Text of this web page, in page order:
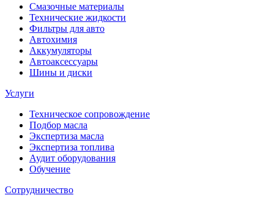
Смазочные материалы
Технические жидкости
Фильтры для авто
Автохимия
Аккумуляторы
Автоаксессуары
Шины и диски
Услуги
Техническое сопровождение
Подбор масла
Экспертиза масла
Экспертиза топлива
Аудит оборудования
Обучение
Сотрудничество